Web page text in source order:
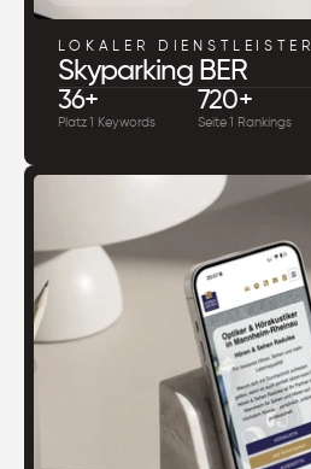
LOKALER DIENSTLEISTER
Skyparking BER
36+
Platz 1 Keywords
720+
Seite 1 Rankings